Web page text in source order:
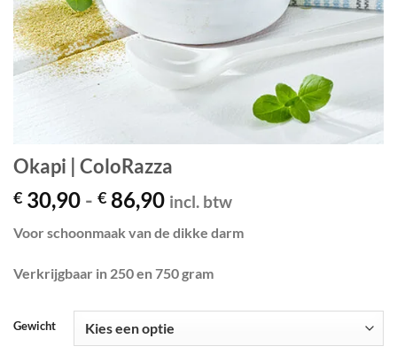
Okapi | ColoRazza
€ 30,90 - € 86,90Prijsklasse:
tot
incl. btw
Voor schoonmaak van de dikke darm
Verkrijgbaar in 250 en 750 gram
Gewicht